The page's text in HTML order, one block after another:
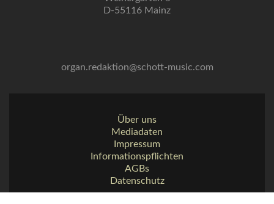
D-55116 Mainz
organ.redaktion@schott-music.com
Über uns
Mediadaten
Impressum
Informationspflichten
AGBs
Datenschutz